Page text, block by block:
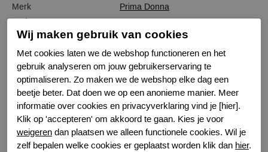
Merk
Prima Donna
Serie naam
SOPHORA SS2025
Leveranciercode
0563181
Bestelcode
634402383
Kleur
Blauw
Wasvoorschrift
30 graden machinewas
Model
Taille
Kenmerk
Naadloos
Kenmerk
Katoenen kruisje
Wij maken gebruik van cookies
Met cookies laten we de webshop functioneren en het
gebruik analyseren om jouw gebruikerservaring te
optimaliseren. Zo maken we de webshop elke dag een
beetje beter. Dat doen we op een anonieme manier. Meer
informatie over cookies en privacyverklaring vind je [hier].
Klik op 'accepteren' om akkoord te gaan. Kies je voor
weigeren dan plaatsen we alleen functionele cookies. Wil je
zelf bepalen welke cookies er geplaatst worden klik dan hier.